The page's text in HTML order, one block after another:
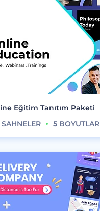
Eğitim Tanıtım Paketi
SAHNELER 5 BOYUTLAR